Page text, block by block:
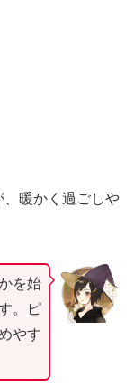
暖かく過ごしや
を始
。ピ
やす